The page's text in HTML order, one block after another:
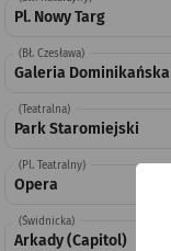
Pl. Nowy Targ
(Bł. Czesława)
Galeria Dominikańska
(Teatralna)
Park Staromiejski
(Pl. Teatralny)
Opera
(Świdnicka)
Arkady (Capitol)